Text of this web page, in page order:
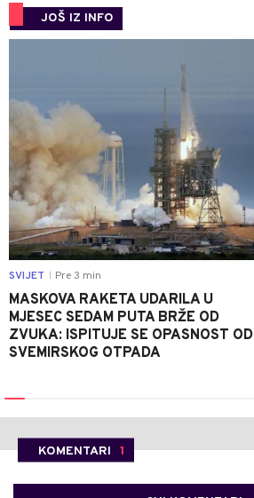
JOŠ IZ INFO
SVIJET Pre 3 min
MASKOVA RAKETA UDARILA U
MJESEC SEDAM PUTA BRŽE OD
ZVUKA: ISPITUJE SE OPASNOST OD
SVEMIRSKOG OTPADA
KOMENTARI 1